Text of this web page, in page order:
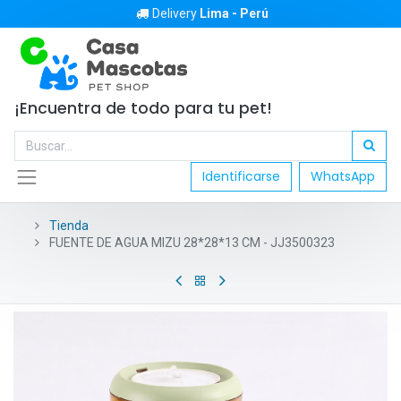
Delivery Lima - Perú
¡Encuentra de todo para tu pet!
Identificarse WhatsApp
Tienda
FUENTE DE AGUA MIZU 28*28*13 CM - JJ3500323